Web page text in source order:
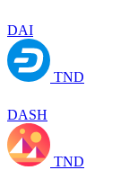
DAI
TND
DASH
TND